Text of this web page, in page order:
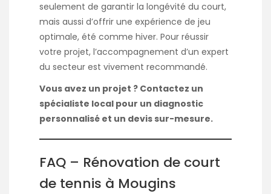
seulement de garantir la longévité du court,
mais aussi d’offrir une expérience de jeu
optimale, été comme hiver. Pour réussir
votre projet, l’accompagnement d’un expert
du secteur est vivement recommandé.
Vous avez un projet ? Contactez un
spécialiste local pour un diagnostic
personnalisé et un devis sur-mesure.
FAQ – Rénovation de court
de tennis à Mougins